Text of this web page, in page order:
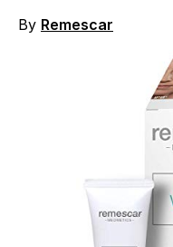
By Remescar